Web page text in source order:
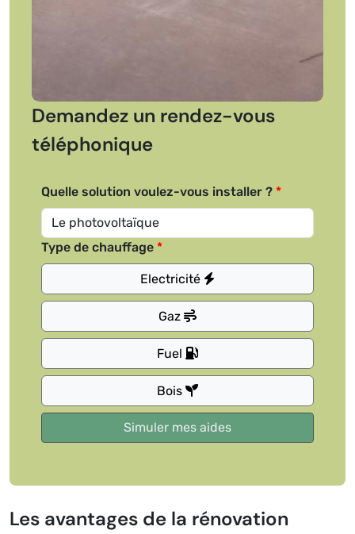
Demandez un rendez-vous
téléphonique
Quelle solution voulez-vous installer ?
Type de chauffage
Electricité
Gaz
Fuel
Bois
Les avantages de la rénovation